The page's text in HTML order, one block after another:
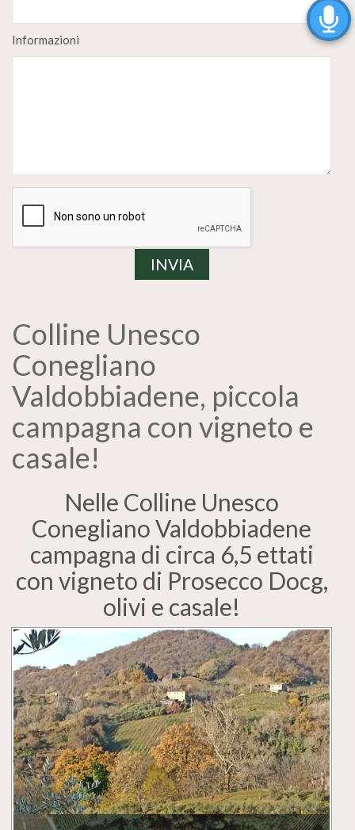
Informazioni
Colline Unesco
Conegliano
Valdobbiadene, piccola
campagna con vigneto e
casale!
Nelle Colline Unesco
Conegliano Valdobbiadene
campagna di circa 6,5 ettati
con vigneto di Prosecco Docg,
olivi e casale!